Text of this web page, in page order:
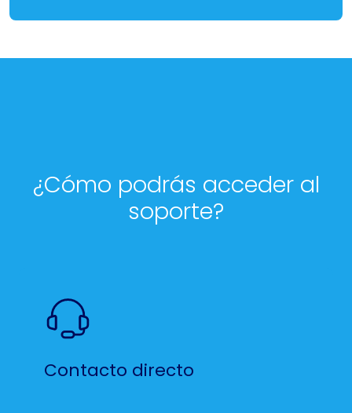
¿Cómo podrás acceder al
soporte?
Contacto directo